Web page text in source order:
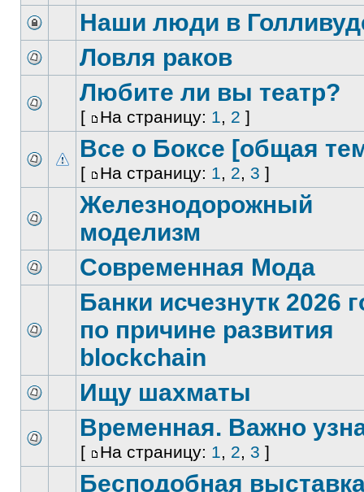
Наши люди в
Ловля раков
Любите ли вы театр?
[ На страницу: 1, 2 ]
Все о Боксе [общая
[ На страницу: 1, 2, 3 ]
Железнодорожный
моделизм
Современная Мода
Банки исчезнутк 2026
по причине развития
blockchain
Ищу шахматы
Временная. Важно
[ На страницу: 1, 2, 3 ]
Бесподобная